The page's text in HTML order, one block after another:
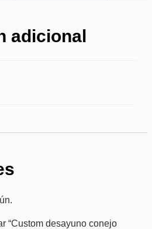
adicional
“Custom desayuno conejo